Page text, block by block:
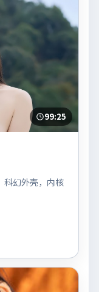
99:25
科幻外壳，内核